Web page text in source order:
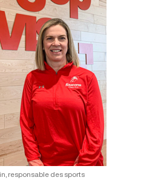
responsable des sports